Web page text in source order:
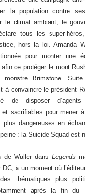
la population contre
le climat ambiant, le
tous les super-
hors la loi. Amanda
pour monter une
de protéger le mont
monstre Brimstone.
à convaincre le président
de disposer d’agents
et sacrifiables pour mener
dangereuses en
: la Suicide Squad est
de Waller dans Legends
DC, à un moment où
thématiques plus
après la fin du